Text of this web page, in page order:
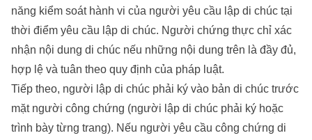
năng kiểm soát hành vi của người yêu cầu lập di chúc tại
thời điểm yêu cầu lập di chúc. Người chứng thực chỉ xác
nhận nội dung di chúc nếu những nội dung trên là đầy đủ,
hợp lệ và tuân theo quy định của pháp luật.
Tiếp theo, người lập di chúc phải ký vào bản di chúc trước
mặt người công chứng (người lập di chúc phải ký hoặc
trình bày từng trang). Nếu người yêu cầu công chứng di